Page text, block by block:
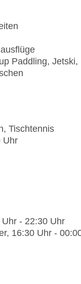
Paddling,
Tischtennis
Uhr
- 22:30 Uhr
16:30 Uhr -